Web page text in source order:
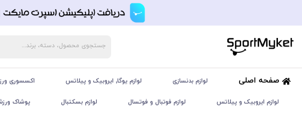
صفحه اصلی لوازم بدنسازی لوازم یوگا, ایروبیک و پیلاتس اکسسوری
لوازم ایروبیک و پیلاتس لوازم فوتبال و فوتسال لوازم بسکتبال پوشاک